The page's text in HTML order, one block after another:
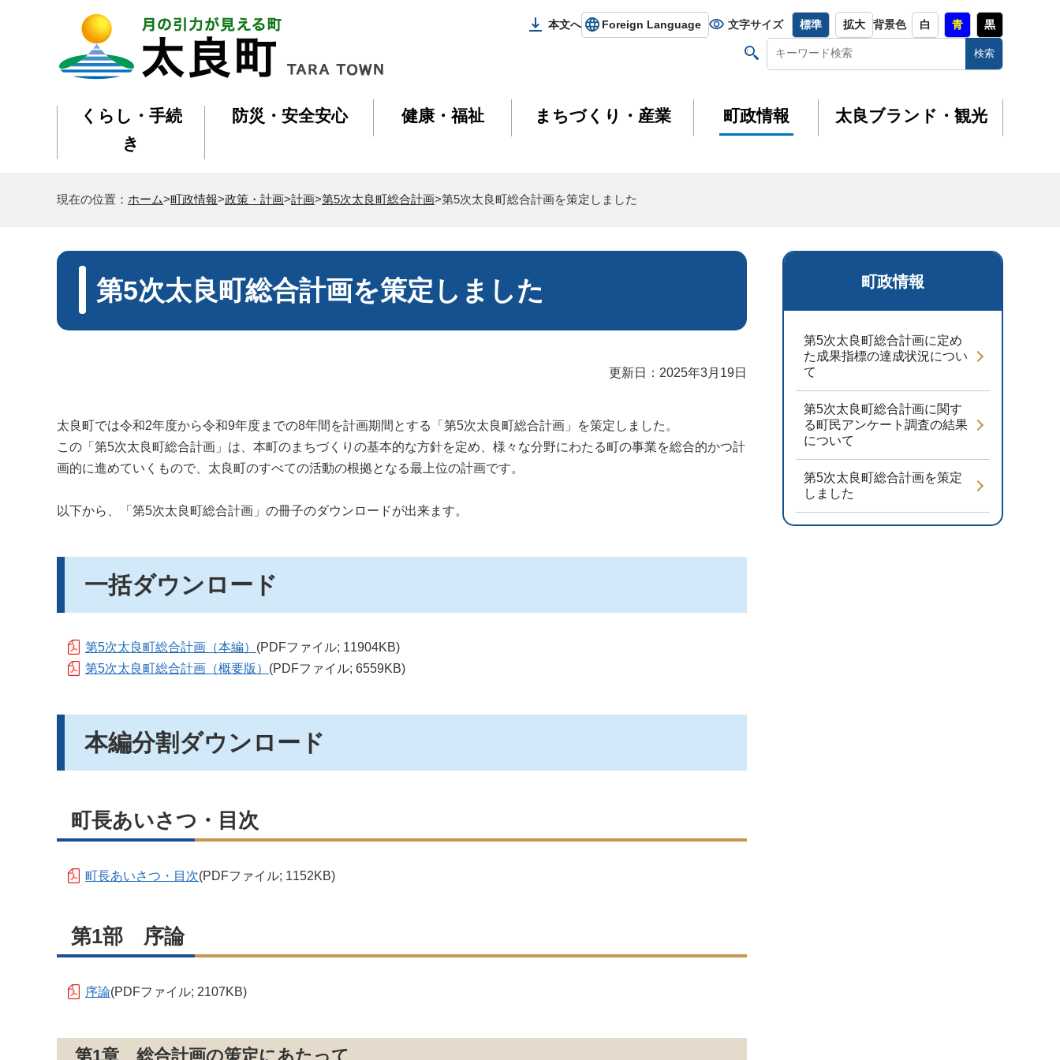
本文へ Foreign Language 文字サイズ 標準 拡大 背景色 白 青 黒
くらし・手続
き
防災・安全安心 健康・福祉 まちづくり・産業 町政情報 太良ブランド・観光
現在の位置： ホーム>町政情報>政策・計画>計画>第5次太良町総合計画>第5次太良町総合計画を策定しました
町政情報
第5次太良町総合計画に定め
た成果指標の達成状況につい
て
第5次太良町総合計画に関す
る町民アンケート調査の結果
について
第5次太良町総合計画を策定
しました
第5次太良町総合計画を策定しました
更新日：2025年3月19日
太良町では令和2年度から令和9年度までの8年間を計画期間とする「第5次太良町総合計画」を策定しました。
この「第5次太良町総合計画」は、本町のまちづくりの基本的な方針を定め、様々な分野にわたる町の事業を総合的かつ計
画的に進めていくもので、太良町のすべての活動の根拠となる最上位の計画です。
以下から、「第5次太良町総合計画」の冊子のダウンロードが出来ます。
一括ダウンロード
第5次太良町総合計画（本編） (PDFファイル; 11904KB)
第5次太良町総合計画（概要版） (PDFファイル; 6559KB)
本編分割ダウンロード
町長あいさつ・目次
町長あいさつ・目次(PDFファイル; 1152KB)
第1部 序論
序論(PDFファイル; 2107KB)
第1章 総合計画の策定にあたって